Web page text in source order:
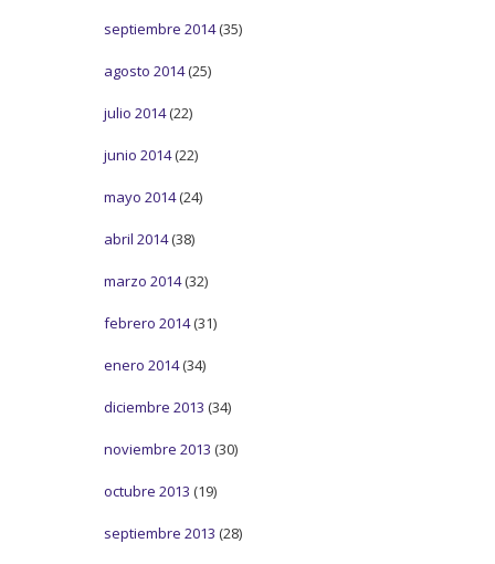
septiembre 2014(35)
agosto 2014(25)
julio 2014(22)
junio 2014(22)
mayo 2014(24)
abril 2014(38)
marzo 2014(32)
febrero 2014(31)
enero 2014(34)
diciembre 2013 (34)
noviembre 2013 (30)
octubre 2013 (19)
septiembre 2013 (28)